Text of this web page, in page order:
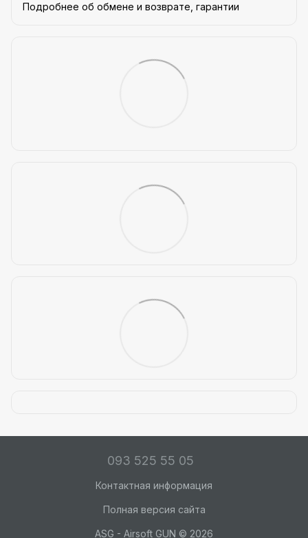
Подробнее об обмене и возврате, гарантии
093 525 55 05
Контактная информация
Полная версия сайта
ASG - Airsoft GUN © 2026